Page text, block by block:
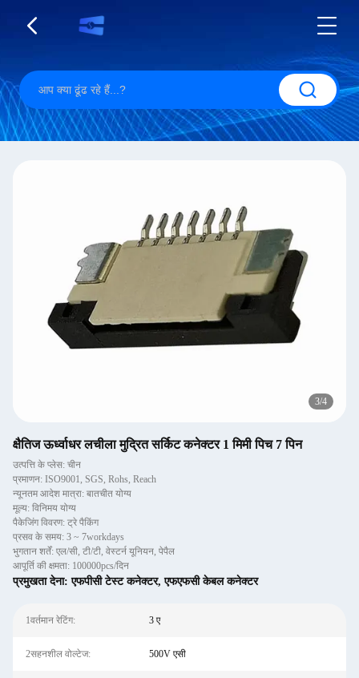
3/4
क्षैतिज ऊर्ध्वाधर लचीला मुद्रित सर्किट कनेक्टर 1 मिमी पिच 7 पिन
उत्पत्ति के प्लेस: चीन
प्रमाणन: ISO9001, SGS, Rohs, Reach
न्यूनतम आदेश मात्रा: बातचीत योग्य
मूल्य: विनिमय योग्य
पैकेजिंग विवरण: ट्रे पैकिंग
प्रसव के समय: 3 ~ 7workdays
भुगतान शर्तें: एल/सी, टी/टी, वेस्टर्न यूनियन, पेपैल
आपूर्ति की क्षमता: 100000pcs/दिन
प्रमुखता देना:एफपीसी टेस्ट कनेक्टर,एफएफसी केबल कनेक्टर
1वर्तमान रेटिंग: 3 ए
2सहनशील वोल्टेज: 500V एसी